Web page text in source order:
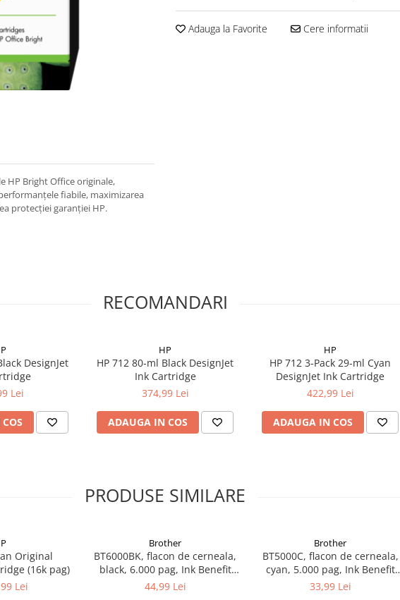
Adauga la Favorite Cere informatii
HP Bright Office originale,
fiabile, maximizarea
protecţiei garanţiei HP.
RECOMANDARI
DesignJet
Lei
HP
HP 712 80-ml Black DesignJet
Ink Cartridge
374,99 Lei
ADAUGA IN COS
HP
HP 712 3-Pack 29-ml Cyan
DesignJet Ink Cartridge
422,99 Lei
ADAUGA IN COS
PRODUSE SIMILARE
Original
(16k pag)
Lei
Brother
BT6000BK, flacon de cerneala,
black, 6.000 pag, Ink Benefit
DCP-T300/T500W/T700W
44,99 Lei
Brother
BT5000C, flacon de cerneala,
cyan, 5.000 pag, Ink Benefit
DCP-T300/T500W/T700W
33,99 Lei